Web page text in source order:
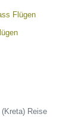
die für jeden
Hotels zeichnen
der schönsten
Service
Flügen
Reise